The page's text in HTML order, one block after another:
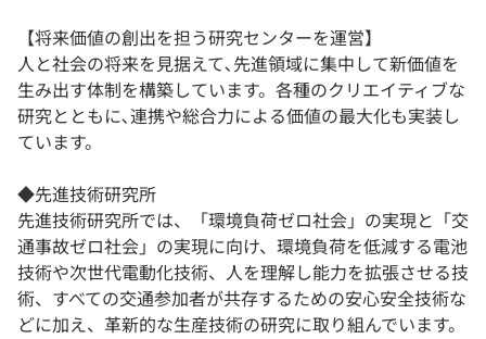
【将来価値の創出を担う研究センターを運営】
人と社会の将来を見据えて､先進領域に集中して新価値を
生み出す体制を構築しています。各種のクリエイティブな
研究とともに､連携や総合力による価値の最大化も実装し
ています。
◆先進技術研究所
先進技術研究所では、「環境負荷ゼロ社会」の実現と「交
通事故ゼロ社会」の実現に向け、環境負荷を低減する電池
技術や次世代電動化技術、人を理解し能力を拡張させる技
術、すべての交通参加者が共存するための安心安全技術な
どに加え、革新的な生産技術の研究に取り組んでいます。